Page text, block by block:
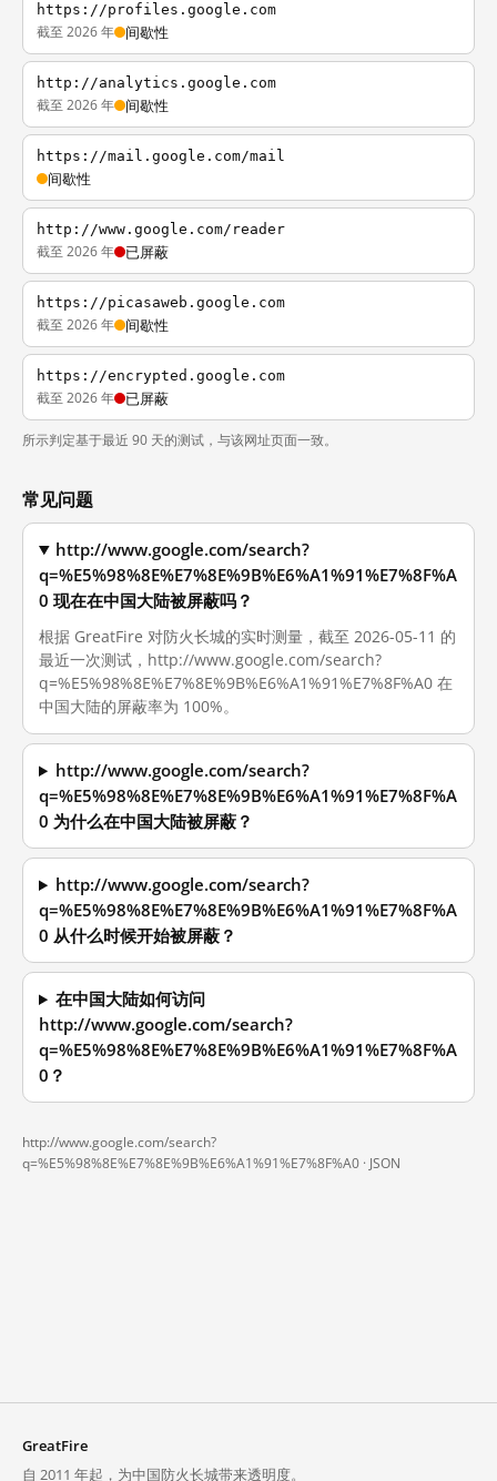
https://profiles.google.com
截至 2026 年 间歇性
http://analytics.google.com
截至 2026 年 间歇性
https://mail.google.com/mail
间歇性
http://www.google.com/reader
截至 2026 年 已屏蔽
https://picasaweb.google.com
截至 2026 年 间歇性
https://encrypted.google.com
截至 2026 年 已屏蔽
所示判定基于最近 90 天的测试，与该网址页面一致。
常见问题
http://www.google.com/search?
q=%E5%98%8E%E7%8E%9B%E6%A1%91%E7%8F%A
0 现在在中国大陆被屏蔽吗？
根据 GreatFire 对防火长城的实时测量，截至 2026-05-11 的
最近一次测试，http://www.google.com/search?
q=%E5%98%8E%E7%8E%9B%E6%A1%91%E7%8F%A0 在
中国大陆的屏蔽率为 100%。
http://www.google.com/search?
q=%E5%98%8E%E7%8E%9B%E6%A1%91%E7%8F%A
0 为什么在中国大陆被屏蔽？
http://www.google.com/search?
q=%E5%98%8E%E7%8E%9B%E6%A1%91%E7%8F%A
0 从什么时候开始被屏蔽？
在中国大陆如何访问
http://www.google.com/search?
q=%E5%98%8E%E7%8E%9B%E6%A1%91%E7%8F%A
0？
http://www.google.com/search?
q=%E5%98%8E%E7%8E%9B%E6%A1%91%E7%8F%A0 · JSON
GreatFire
自 2011 年起，为中国防火长城带来透明度。